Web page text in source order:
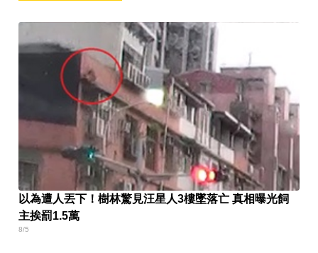
以為遭人丟下！樹林驚見汪星人3樓墜落亡 真相曝光飼
主挨罰1.5萬
8/5